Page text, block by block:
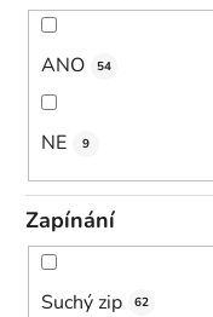
ANO 54
NE 9
Zapínání
Suchý zip 62